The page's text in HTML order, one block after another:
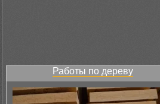
Работы по дереву